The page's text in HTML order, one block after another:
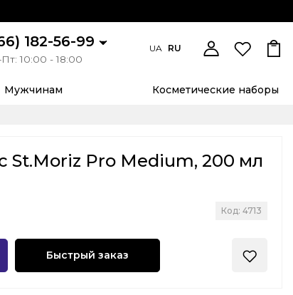
182-56-99
10:00 - 18:00
UA RU
Мужчинам Косметические наборы
St.Moriz Pro Medium, 200 мл
Код: 4713
Быстрый заказ